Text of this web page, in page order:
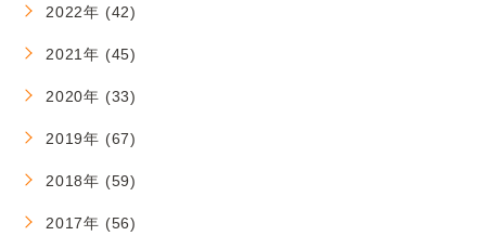
2022年 (42)
2021年 (45)
2020年 (33)
2019年 (67)
2018年 (59)
2017年 (56)